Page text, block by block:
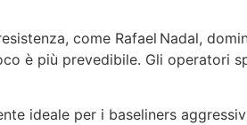
come Rafael Nadal,
è più prevedibile. Gli operatori
ideale per i baseliners